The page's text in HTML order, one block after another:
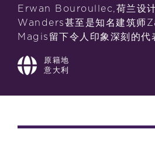
Erwan Bouroullec,荷兰设
Wanders甚至是知名建筑师
Magis留下令人印象深刻的代
原籍地
意大利